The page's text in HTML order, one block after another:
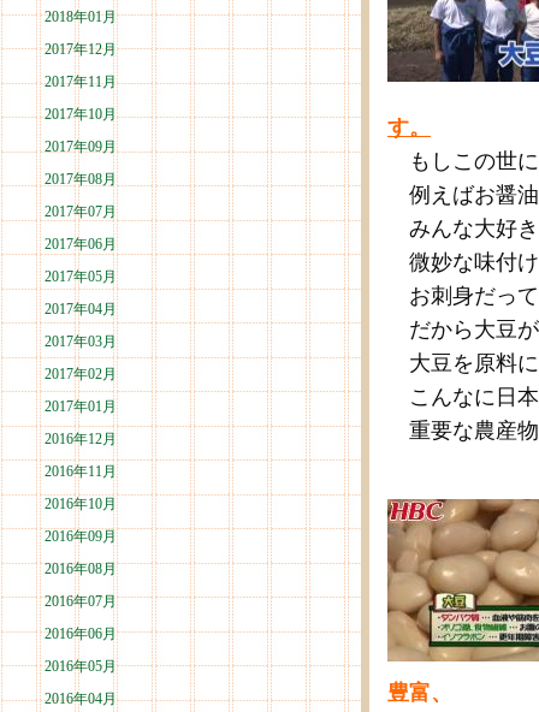
2018年01月
2017年12月
2017年11月
2017年10月
2017年09月
2017年08月
2017年07月
2017年06月
2017年05月
2017年04月
2017年03月
2017年02月
2017年01月
2016年12月
2016年11月
2016年10月
2016年09月
2016年08月
2016年07月
2016年06月
2016年05月
2016年04月
す。
もしこの世
例えばお醤
みんな大好
微妙な味付
お刺身だっ
だから大豆
大豆を原料
こんなに日
重要な農産
豊富、